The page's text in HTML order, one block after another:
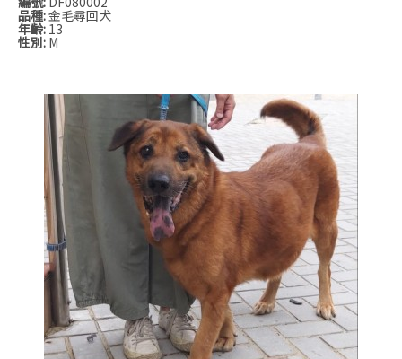
品種:金毛尋回犬
年齡: 13
性別: M